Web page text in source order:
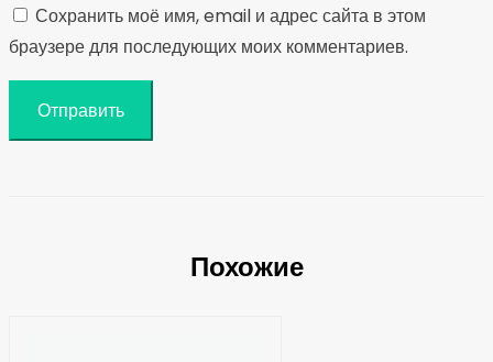
Сохранить моё имя, email и адрес сайта в этом
браузере для последующих моих комментариев.
Похожие